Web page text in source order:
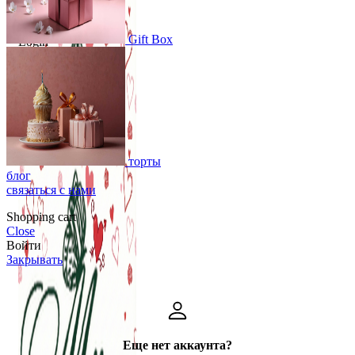
Login
Register
0öğeler
Search
0öğeler 0.00
Gift Box
торты
блог
связаться с нами
Shopping cart
Close
Войти
Закрывать
Еще нет аккаунта?